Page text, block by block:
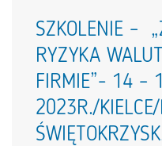
SZKOLENIE –
RYZYKA
FIRMIE”- 14 –
2023R./